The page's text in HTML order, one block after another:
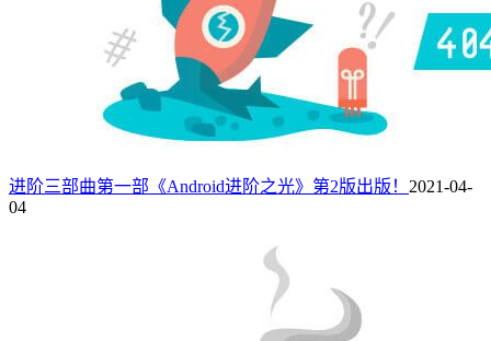
进阶三部曲第一部《Android进阶之光》第2版出版！ 2021-04-
04